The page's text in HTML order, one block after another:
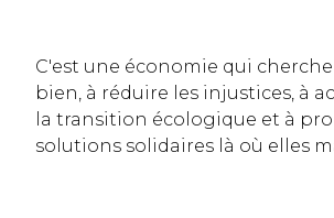
C'est une économie qui
bien, à réduire les injustices, à
la transition écologique et à
solutions solidaires là où elles